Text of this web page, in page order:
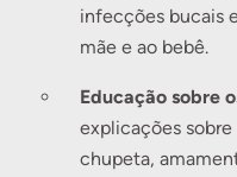
infecções bucais
mãe e ao bebê.
Educação sobre
explicações
chupeta,